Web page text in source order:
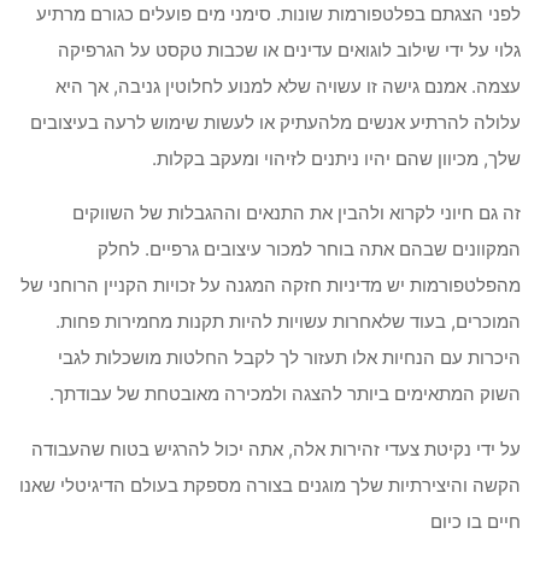
לפני הצגתם בפלטפורמות שונות. סימני מים פועלים כגורם מרתיע
גלוי על ידי שילוב לוגואים עדינים או שכבות טקסט על הגרפיקה
עצמה. אמנם גישה זו עשויה שלא למנוע לחלוטין גניבה, אך היא
עלולה להרתיע אנשים מלהעתיק או לעשות שימוש לרעה בעיצובים
שלך, מכיוון שהם יהיו ניתנים לזיהוי ומעקב בקלות.
זה גם חיוני לקרוא ולהבין את התנאים וההגבלות של השווקים
המקוונים שבהם אתה בוחר למכור עיצובים גרפיים. לחלק
מהפלטפורמות יש מדיניות חזקה המגנה על זכויות הקניין הרוחני של
המוכרים, בעוד שלאחרות עשויות להיות תקנות מחמירות פחות.
היכרות עם הנחיות אלו תעזור לך לקבל החלטות מושכלות לגבי
השוק המתאימים ביותר להצגה ולמכירה מאובטחת של עבודתך.
על ידי נקיטת צעדי זהירות אלה, אתה יכול להרגיש בטוח שהעבודה
הקשה והיצירתיות שלך מוגנים בצורה מספקת בעולם הדיגיטלי שאנו
חיים בו כיום